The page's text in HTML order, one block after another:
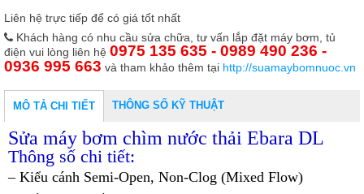
Liên hệ trực tiếp để có giá tốt nhất
Khách hàng có nhu cầu sửa chữa, tư vấn lắp đặt máy bơm, tủ
điện vui lòng liên hệ 0975 135 635 - 0989 490 236 -
0936 995 663 và tham khảo thêm tại http://suamaybomnuoc.vn
MÔ TẢ CHI TIẾT THÔNG SỐ KỸ THUẬT
Sửa máy bơm chìm nước thải Ebara DL
Thông số chi tiết:
– Kiểu cánh Semi-Open, Non-Clog (Mixed Flow)